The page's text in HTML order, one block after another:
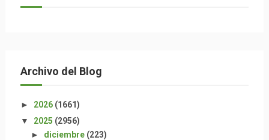
Archivo del Blog
► 2026 (1661)
▼ 2025 (2956)
► diciembre (223)